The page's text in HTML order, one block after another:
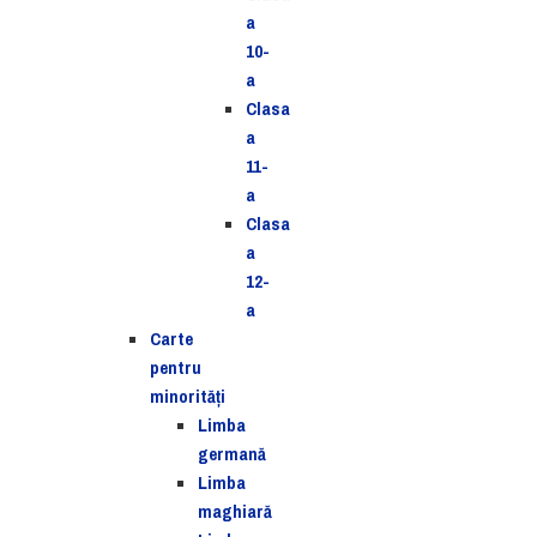
a
10-
a
Clasa
a
11-
a
Clasa
a
12-
a
Carte
pentru
minorităţi
Limba
germană
Limba
maghiară